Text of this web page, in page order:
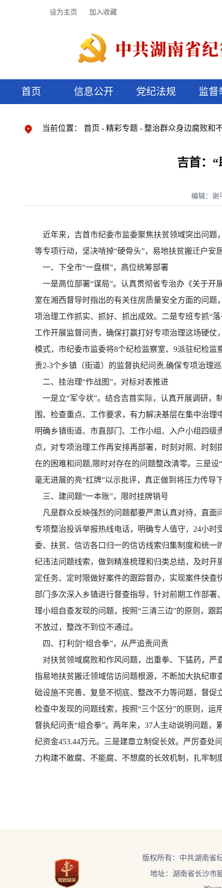
设为主页 加入收藏
首页 信息公开 党纪法规 监督
当前位置： 首页 精彩专题 整治群众身边腐败和
吉首：
编辑：谢
近年来，吉首市纪委市监委聚焦扶贫领域突出问题
等专项行动，坚决啃掉“硬骨头”，易地扶贫搬迁户安
一、下全市“一盘棋”，高位统筹部署
一是高位部署“谋局”。认真贯彻省专治办《关于开
室在湘西督导时指出的有关住房质量安全方面的问题
项治理工作抓实、抓好、抓出成效。二是专班专抓“
工作开展监督问责，确保打赢打好专项治理这场硬
模式，市纪委市监委将8个纪检监察室、9派驻纪检
责2-3个乡镇（街道）的监督执纪问责,确保专项治理
二、挂治理“作战图”，对标对表推进
一是立“军令状”。结合吉首实际，认真开展调研，
围、检查重点、工作要求，有力解决基层在集中治
明确乡镇街道、市直部门、工作小组、入户小组四级
点，对专项治理工作再安排再部署，时刻对照、时
在的困难和问题,限时对存在的问题整改清零。三是
毫无进展的亮“红牌”以示批评，真正做到将压力传
三、建问题“一本账”，限时挂牌销号
凡是群众反映强烈的问题都要严肃认真对待，直面
专项整治投诉举报热线电话，明确专人值守，24小
委、扶贫、信访各口归一的信访线索归集制度和统
纪违法问题线索，做到精准梳理和归类总结，及时
定任务、定时限做好案件的跟踪督办，实现案件快
部门多次深入乡镇进行督查指导，针对前期工作部
理小组自查发现的问题，按照“三清三边”的原则，
不放过，整改不到位不通过。
四、打利剑“组合拳”，从严追责问责
对扶贫领域腐败和作风问题，出重拳、下猛药，严
指易地扶贫搬迁领域信访问题根源，不断加大执纪
础设施不完善、复垦不彻底、整改不力等问题，督
检查中发现的问题线索，按照“三个区分”的原则，
督执纪问责“组合拳”。两年来，37人主动说明问题，
纪资金453.44万元。三是建章立制促长效。严厉查处
力构建不敢腐、不能腐、不想腐的长效机制，扎牢制
版权所有：中共湖南省
地址：湖南省长沙市